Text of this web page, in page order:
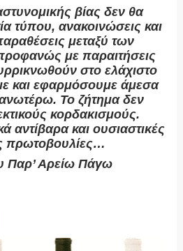
βίας δεν θα
τύπου, ανακοινώσεις και
μεταξύ των
με παραιτήσεις
στο ελάχιστο
και εφαρμόσουμε άμεσα
Το ζήτημα δεν
κορδακισμούς.
αντίβαρα και ουσιαστικές
πρωτοβουλίες…
Παρ’ Αρείω Πάγω